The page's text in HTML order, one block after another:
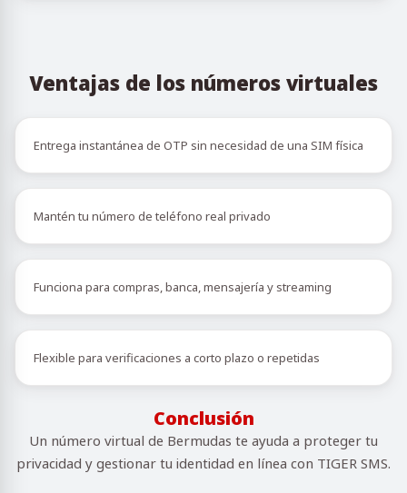
Ventajas de los números virtuales
Entrega instantánea de OTP sin necesidad de una SIM física
Mantén tu número de teléfono real privado
Funciona para compras, banca, mensajería y streaming
Flexible para verificaciones a corto plazo o repetidas
Conclusión
Un número virtual de Bermudas te ayuda a proteger tu
privacidad y gestionar tu identidad en línea con TIGER SMS.